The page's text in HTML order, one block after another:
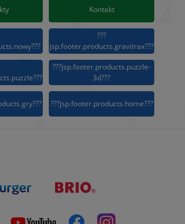
Kontakt
???
jsp.footer.products.gravitrax???
???jsp.footer.products.puzzle-
3d???
???jsp.footer.products.home???